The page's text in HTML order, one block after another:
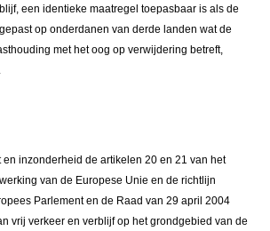
een identieke maatregel toepasbaar is als de
op onderdanen van derde landen wat de
met het oog op verwijdering betreft,
inzonderheid de artikelen 20 en 21 van het
van de Europese Unie en de richtlijn
Parlement en de Raad van 29 april 2004
vrij verkeer en verblijf op het grondgebied van de